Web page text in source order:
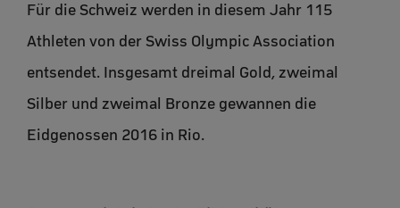
Für die Schweiz werden in diesem Jahr 115
Athleten von der Swiss Olympic Association
entsendet. Insgesamt dreimal Gold, zweimal
Silber und zweimal Bronze gewannen die
Eidgenossen 2016 in Rio.